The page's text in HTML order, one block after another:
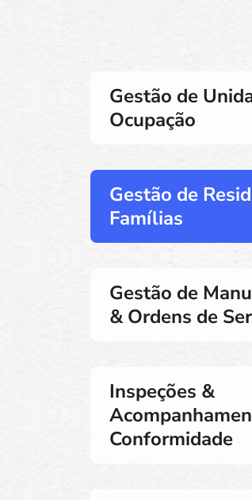
Gestão de
Ocupação
Gestão de
Famílias
Gestão de
& Ordens de
Inspeções &
Conformidade